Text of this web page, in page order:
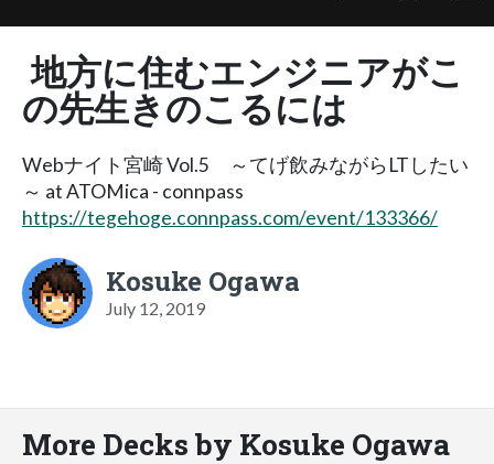
地方に住むエンジニアがこ
の先生きのこるには
Webナイト宮崎 Vol.5 ～てげ飲みながらLTしたい
～ at ATOMica - connpass
https://tegehoge.connpass.com/event/133366/
Kosuke Ogawa
July 12, 2019
More Decks by Kosuke Ogawa